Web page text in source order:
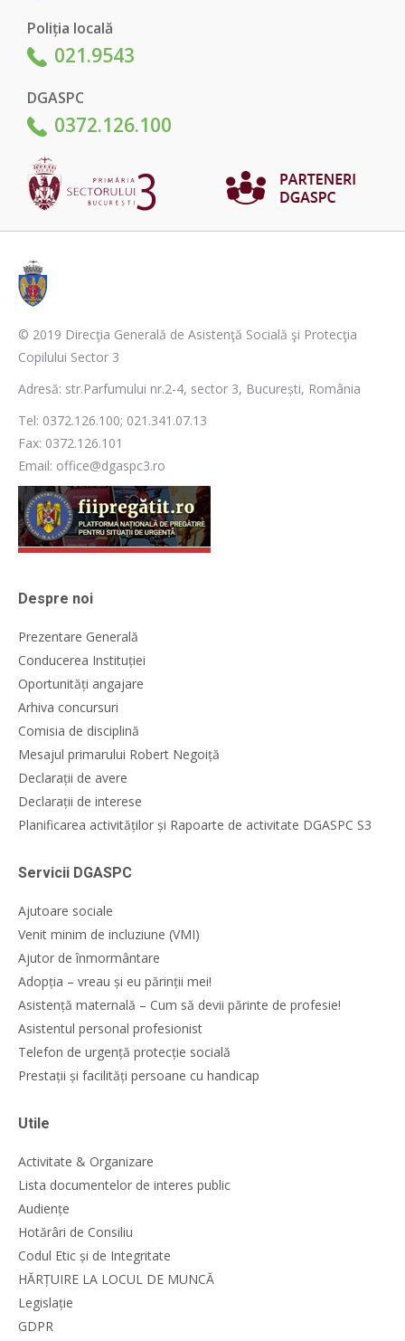
Poliția locală
021.9543
DGASPC
0372.126.100
© 2019 Direcţia Generală de Asistenţă Socială şi Protecţia
Copilului Sector 3
Adresă: str.Parfumului nr.2-4, sector 3, București, România
Tel: 0372.126.100; 021.341.07.13
Fax: 0372.126.101
Email: office@dgaspc3.ro
Despre noi
Prezentare Generală
Conducerea Instituției
Oportunități angajare
Arhiva concursuri
Comisia de disciplină
Mesajul primarului Robert Negoiță
Declarații de avere
Declarații de interese
Planificarea activităților și Rapoarte de activitate DGASPC S3
Servicii DGASPC
Ajutoare sociale
Venit minim de incluziune (VMI)
Ajutor de înmormântare
Adopția – vreau și eu părinții mei!
Asistență maternală – Cum să devii părinte de profesie!
Asistentul personal profesionist
Telefon de urgență protecție socială
Prestații și facilități persoane cu handicap
Utile
Activitate & Organizare
Lista documentelor de interes public
Audiențe
Hotărâri de Consiliu
Codul Etic și de Integritate
HĂRȚUIRE LA LOCUL DE MUNCĂ
Legislație
GDPR